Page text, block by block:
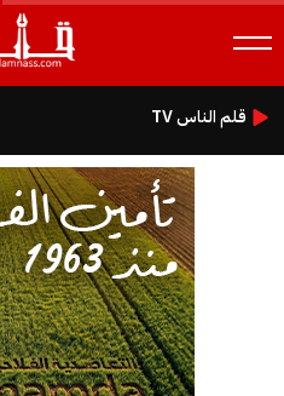
قلم الناس TV